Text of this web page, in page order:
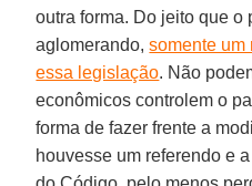
outra forma. Do jeito que o
aglomerando,somente um
essa legislação. Não
econômicos controlem o
forma de fazer frente a
houvesse um referendo e